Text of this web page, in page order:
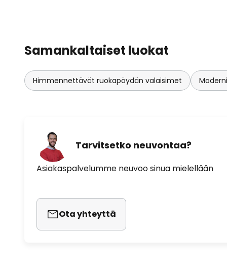
Samankaltaiset luokat
Himmennettävät ruokapöydän valaisimet
Tarvitsetko neuvontaa?
Asiakaspalvelumme neuvoo sinua mielellään
Ota yhteyttä